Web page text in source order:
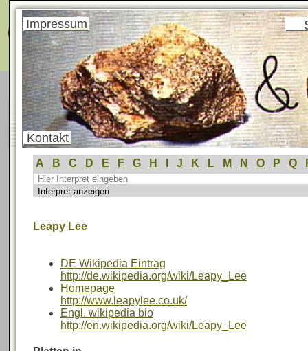
Menü
Impressum
Kontakt
A B C D E F G H J K L M N O P Q
Leapy Lee
DE Wikipedia Eintrag
http://de.wikipedia.org/wiki/Leapy_Lee
Homepage
http://www.leapylee.co.uk/
Engl. wikipedia bio
http://en.wikipedia.org/wiki/Leapy_Lee